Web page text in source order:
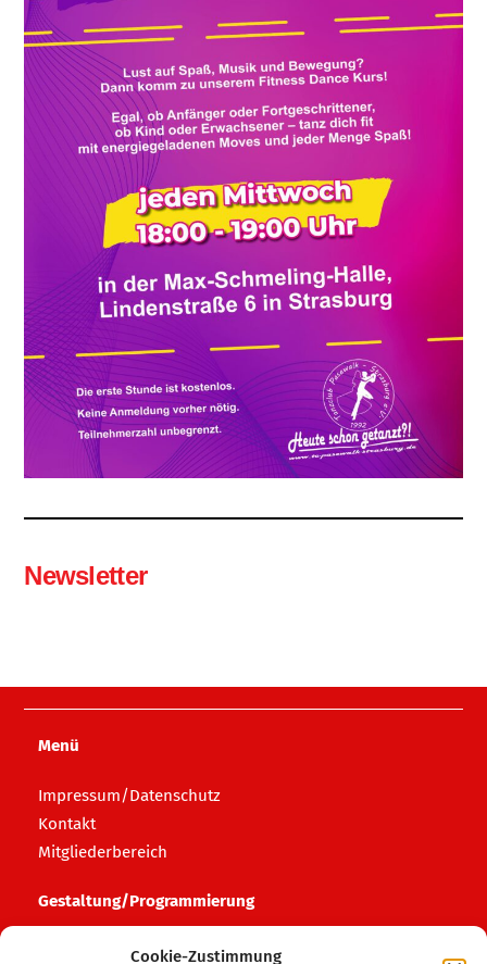
Cookie-Zustimmung
Newsletter
Menü
Impressum/Datenschutz
Kontakt
Mitgliederbereich
Gestaltung/Programmierung